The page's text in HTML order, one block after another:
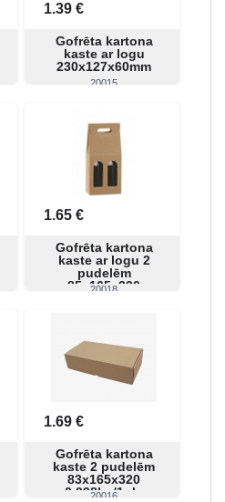
1.39 €
Gofrēta kartona
kaste ar logu
230x127x60mm
20015
1.65 €
Gofrēta kartona
kaste ar logu 2
pudelēm
85x165x320
20018
1.69 €
Gofrēta kartona
kaste 2 pudelēm
83x165x320
0.098kg/1gb.
20016